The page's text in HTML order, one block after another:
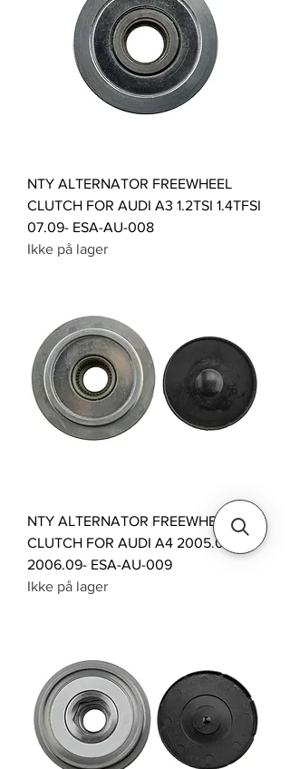
NTY ALTERNATOR FREEWHEEL
CLUTCH FOR AUDI A3 1.2TSI 1.4TFSI
07.09- ESA-AU-008
Ikke på lager
NTY ALTERNATOR FREEWHEEL
CLUTCH FOR AUDI A4 2005.01- A6
2006.09- ESA-AU-009
Ikke på lager